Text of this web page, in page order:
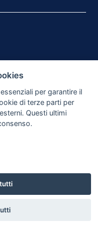
per garantire il
di terze parti per
Questi ultimi